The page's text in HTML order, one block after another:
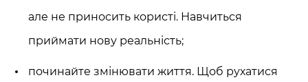
але не приносить користі. Навчиться
приймати нову реальність;
починайте змінювати життя. Щоб рухатися